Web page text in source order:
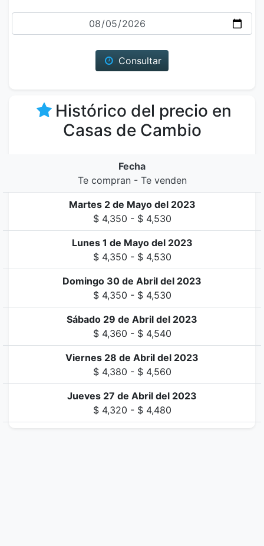
Fecha
Consultar
Histórico del precio en
Casas de Cambio
Fecha
Te compran - Te venden
Martes 2 de Mayo del 2023
$ 4,350 - $ 4,530
Lunes 1 de Mayo del 2023
$ 4,350 - $ 4,530
Domingo 30 de Abril del 2023
$ 4,350 - $ 4,530
Sábado 29 de Abril del 2023
$ 4,360 - $ 4,540
Viernes 28 de Abril del 2023
$ 4,380 - $ 4,560
Jueves 27 de Abril del 2023
$ 4,320 - $ 4,480